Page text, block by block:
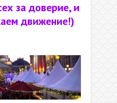
за доверие, и
движение!)